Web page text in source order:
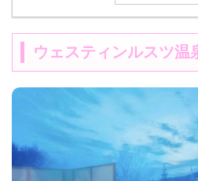
ウェスティンルスツ温